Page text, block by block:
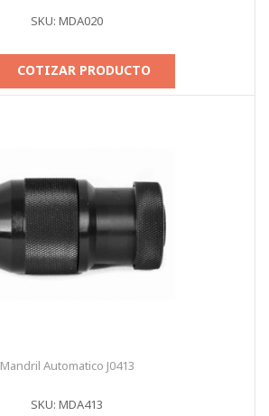
SKU: MDA020
COTIZAR PRODUCTO
Mandril Automatico J0413
SKU: MDA413